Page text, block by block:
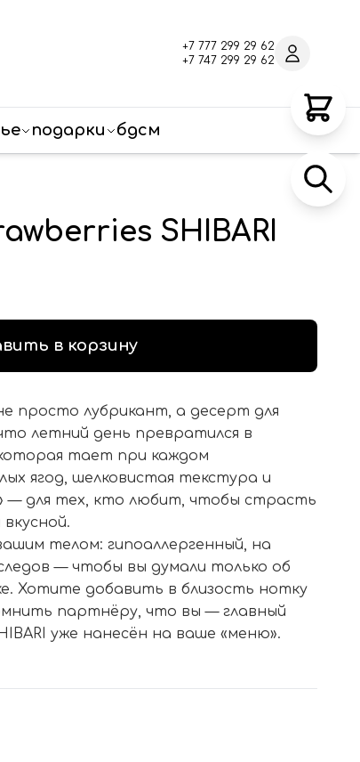
+7 777 299 29 62
+7 747 299 29 62
подарки бдсм
SHIBARI
в корзину
просто лубрикант, а десерт для
летний день превратился в
тает при каждом
ягод, шелковистая текстура и
— для тех, кто любит, чтобы страсть
телом: гипоаллергенный, на
— чтобы вы думали только об
Хотите добавить в близость нотку
партнёру, что вы — главный
уже нанесён на ваше «меню».